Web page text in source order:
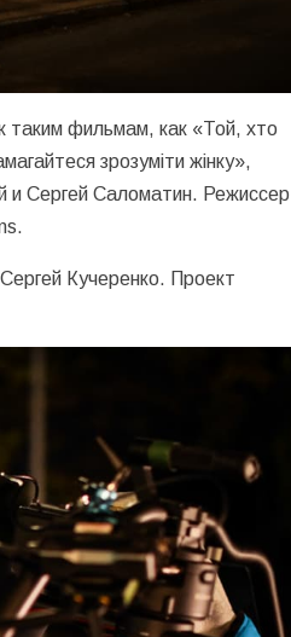
таким фильмам, как «Той, хто
зрозуміти жінку»,
и Сергей Саломатин. Режиссер
Кучеренко. Проект